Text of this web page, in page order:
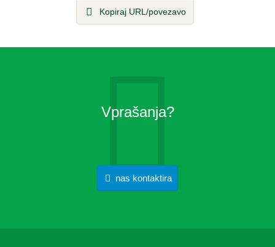
Kopiraj URL/povezavo
Vprašanja?
nas kontaktira